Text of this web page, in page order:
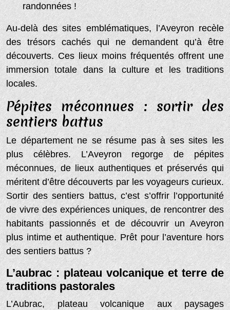
randonnées !
Au-delà des sites emblématiques, l’Aveyron recèle
des trésors cachés qui ne demandent qu’à être
découverts. Ces lieux moins fréquentés offrent une
immersion totale dans la culture et les traditions
locales.
Pépites méconnues : sortir des
sentiers battus
Le département ne se résume pas à ses sites les
plus célèbres. L’Aveyron regorge de pépites
méconnues, de lieux authentiques et préservés qui
méritent d’être découverts par les voyageurs curieux.
Sortir des sentiers battus, c’est s’offrir l’opportunité
de vivre des expériences uniques, de rencontrer des
habitants passionnés et de découvrir un Aveyron
plus intime et authentique. Prêt pour l’aventure hors
des sentiers battus ?
L’aubrac : plateau volcanique et terre de
traditions pastorales
L’Aubrac, plateau volcanique aux paysages